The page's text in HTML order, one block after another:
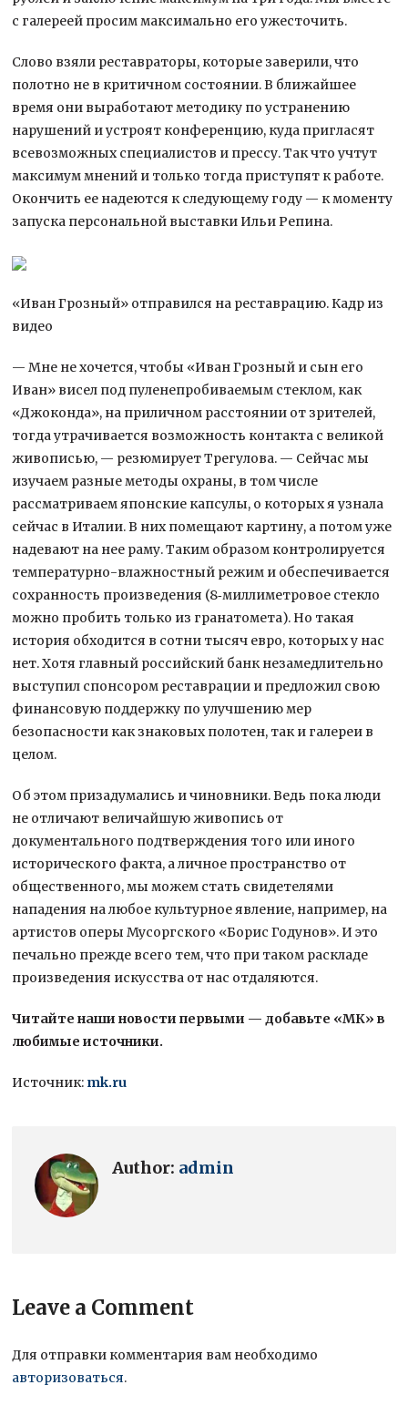
с галереей просим максимально его ужесточить.
Слово взяли реставраторы, которые заверили, что
полотно не в критичном состоянии. В ближайшее
время они выработают методику по устранению
нарушений и устроят конференцию, куда пригласят
всевозможных специалистов и прессу. Так что учтут
максимум мнений и только тогда приступят к работе.
Окончить ее надеются к следующему году — к моменту
запуска персональной выставки Ильи Репина.
«Иван Грозный» отправился на реставрацию. Кадр из
видео
— Мне не хочется, чтобы «Иван Грозный и сын его
Иван» висел под пуленепробиваемым стеклом, как
«Джоконда», на приличном расстоянии от зрителей,
тогда утрачивается возможность контакта с великой
живописью, — резюмирует Трегулова. — Сейчас мы
изучаем разные методы охраны, в том числе
рассматриваем японские капсулы, о которых я узнала
сейчас в Италии. В них помещают картину, а потом уже
надевают на нее раму. Таким образом контролируется
температурно-влажностный режим и обеспечивается
сохранность произведения (8‑миллиметровое стекло
можно пробить только из гранатомета). Но такая
история обходится в сотни тысяч евро, которых у нас
нет. Хотя главный российский банк незамедлительно
выступил спонсором реставрации и предложил свою
финансовую поддержку по улучшению мер
безопасности как знаковых полотен, так и галереи в
целом.
Об этом призадумались и чиновники. Ведь пока люди
не отличают величайшую живопись от
документального подтверждения того или иного
исторического факта, а личное пространство от
общественного, мы можем стать свидетелями
нападения на любое культурное явление, например, на
артистов оперы Мусоргского «Борис Годунов». И это
печально прежде всего тем, что при таком раскладе
произведения искусства от нас отдаляются.
Читайте наши новости первыми — добавьте «МК» в
любимые источники.
Источник: mk.ru
Author: admin
Leave a Comment
Для отправки комментария вам необходимо
авторизоваться.